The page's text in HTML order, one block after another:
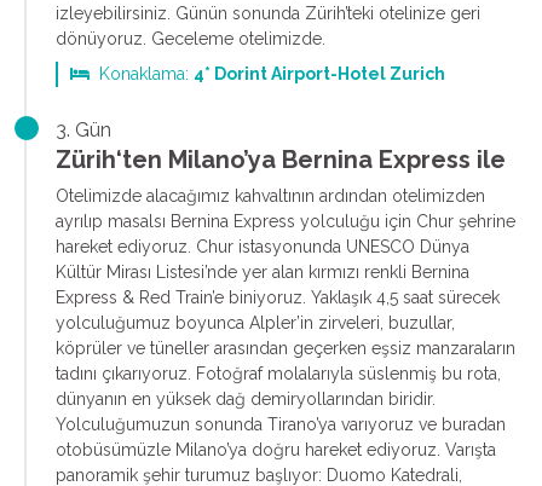
izleyebilirsiniz. Günün sonunda Zürih’teki otelinize geri
dönüyoruz. Geceleme otelimizde.
Konaklama: 4* Dorint Airport-Hotel Zurich
3. Gün
Zürih‘ten Milano’ya Bernina Express ile
Otelimizde alacağımız kahvaltının ardından otelimizden
ayrılıp masalsı Bernina Express yolculuğu için Chur şehrine
hareket ediyoruz. Chur istasyonunda UNESCO Dünya
Kültür Mirası Listesi’nde yer alan kırmızı renkli Bernina
Express & Red Train’e biniyoruz. Yaklaşık 4,5 saat sürecek
yolculuğumuz boyunca Alpler’in zirveleri, buzullar,
köprüler ve tüneller arasından geçerken eşsiz manzaraların
tadını çıkarıyoruz. Fotoğraf molalarıyla süslenmiş bu rota,
dünyanın en yüksek dağ demiryollarından biridir.
Yolculuğumuzun sonunda Tirano’ya varıyoruz ve buradan
otobüsümüzle Milano’ya doğru hareket ediyoruz. Varışta
panoramik şehir turumuz başlıyor: Duomo Katedrali,